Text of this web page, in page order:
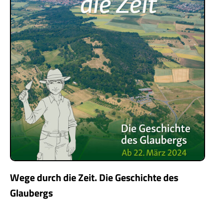
Wege durch die Zeit. Die Geschichte des
Glaubergs